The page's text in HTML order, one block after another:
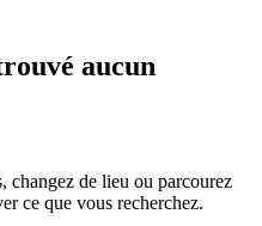
aucun
changez de lieu ou parcourez
ce que vous recherchez.